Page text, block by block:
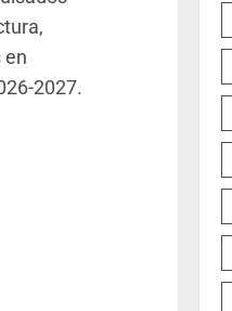
en
2027.